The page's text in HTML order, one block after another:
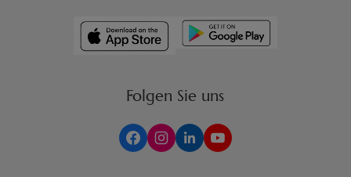
Folgen Sie uns